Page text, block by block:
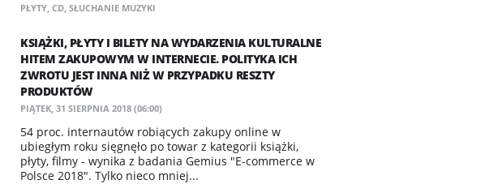
PŁYTY, CD, SŁUCHANIE MUZYKI
KSIĄŻKI, PŁYTY I BILETY NA WYDARZENIA KULTURALNE
HITEM ZAKUPOWYM W INTERNECIE. POLITYKA ICH
ZWROTU JEST INNA NIŻ W PRZYPADKU RESZTY
PRODUKTÓW
PIĄTEK, 31 SIERPNIA 2018 (06:00)
54 proc. internautów robiących zakupy online w
ubiegłym roku sięgnęło po towar z kategorii książki,
płyty, filmy - wynika z badania Gemius "E-commerce w
Polsce 2018". Tylko nieco mniej...